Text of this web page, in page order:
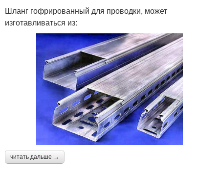
Шланг гофрированный для проводки, может
изготавливаться из:
читать дальше →